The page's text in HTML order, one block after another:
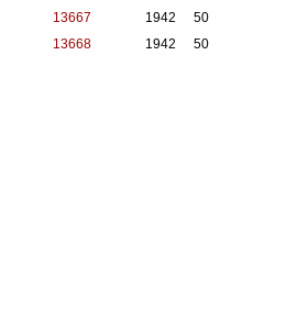
13667
1942 50
13668
1942 50